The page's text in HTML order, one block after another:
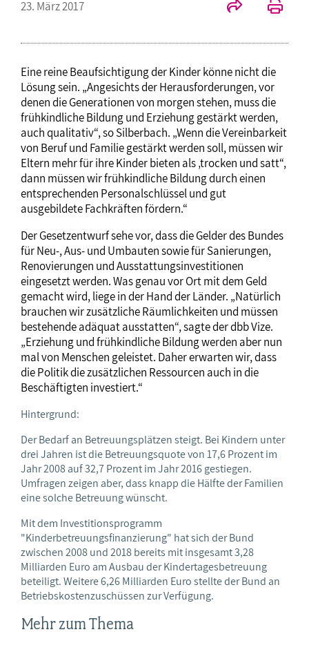
23. März 2017
Eine reine Beaufsichtigung der Kinder könne nicht die
Lösung sein. „Angesichts der Herausforderungen, vor
denen die Generationen von morgen stehen, muss die
frühkindliche Bildung und Erziehung gestärkt werden,
auch qualitativ“, so Silberbach. „Wenn die Vereinbarkeit
von Beruf und Familie gestärkt werden soll, müssen wir
Eltern mehr für ihre Kinder bieten als ‚trocken und satt“,
dann müssen wir frühkindliche Bildung durch einen
entsprechenden Personalschlüssel und gut
ausgebildete Fachkräften fördern.“
Der Gesetzentwurf sehe vor, dass die Gelder des Bundes
für Neu-, Aus- und Umbauten sowie für Sanierungen,
Renovierungen und Ausstattungsinvestitionen
eingesetzt werden. Was genau vor Ort mit dem Geld
gemacht wird, liege in der Hand der Länder. „Natürlich
brauchen wir zusätzliche Räumlichkeiten und müssen
bestehende adäquat ausstatten“, sagte der dbb Vize.
„Erziehung und frühkindliche Bildung werden aber nun
mal von Menschen geleistet. Daher erwarten wir, dass
die Politik die zusätzlichen Ressourcen auch in die
Beschäftigten investiert.“
Hintergrund:
Der Bedarf an Betreuungsplätzen steigt. Bei Kindern unter
drei Jahren ist die Betreuungsquote von 17,6 Prozent im
Jahr 2008 auf 32,7 Prozent im Jahr 2016 gestiegen.
Umfragen zeigen aber, dass knapp die Hälfte der Familien
eine solche Betreuung wünscht.
Mit dem Investitionsprogramm
"Kinderbetreuungsfinanzierung" hat sich der Bund
zwischen 2008 und 2018 bereits mit insgesamt 3,28
Milliarden Euro am Ausbau der Kindertagesbetreuung
beteiligt. Weitere 6,26 Milliarden Euro stellte der Bund an
Betriebskostenzuschüssen zur Verfügung.
Mehr zum Thema